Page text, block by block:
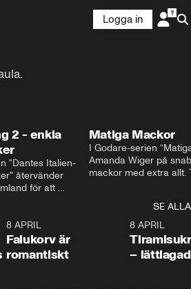
Logga in
2 - enkla
"Dantes Italien-
återvänder
för att
och staden
genuina
Matiga Mackor
I Godare-serien
Amanda Wiger på
mackor med extra allt.
italiensk variant med
festliga snittar som
SE ALLA
0:43
8 APRIL
Falukorv är
romantiskt
8 APRIL
–